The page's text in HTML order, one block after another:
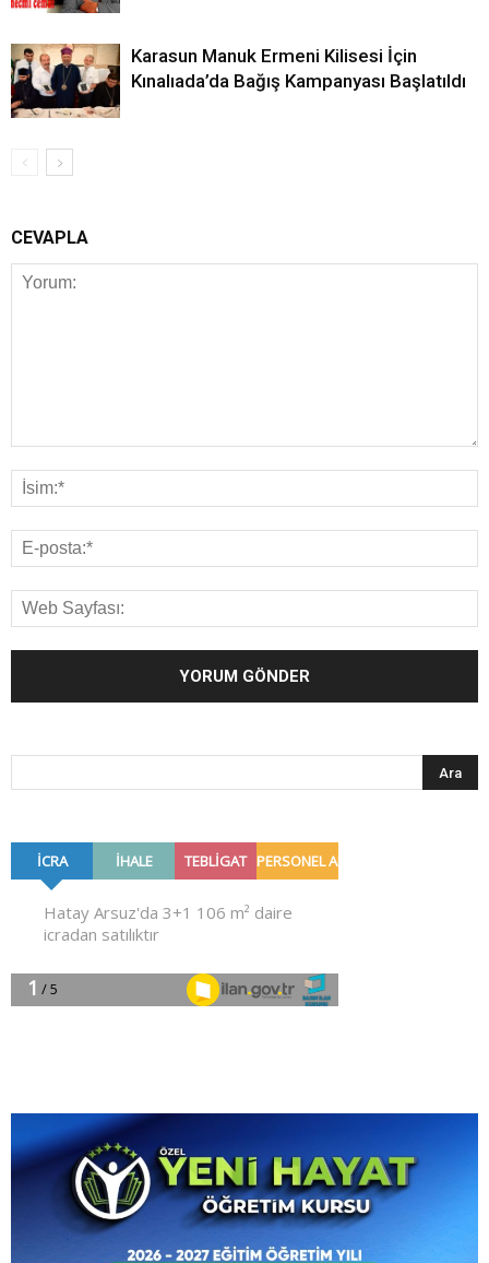
Karasun Manuk Ermeni Kilisesi İçin
Kınalıada’da Bağış Kampanyası Başlatıldı
CEVAPLA